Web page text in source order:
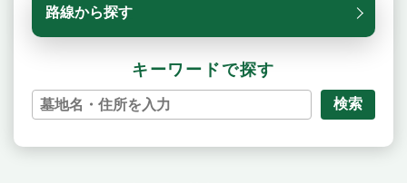
路線から探す
キーワードで探す
検索